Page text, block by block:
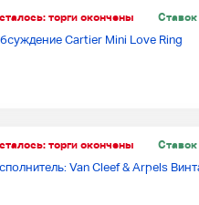
торги окончены Ставок
Cartier Mini Love Ring
торги окончены Ставок
Van Cleef & Arpels